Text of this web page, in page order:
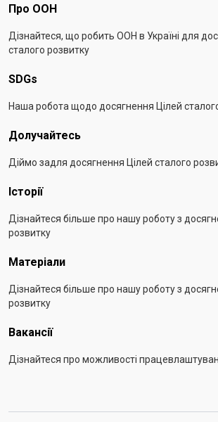
Footer menu
Про ООН
Дізнайтеся, що робить ООН в Україні для
сталого розвитку
SDGs
Наша робота щодо досягнення Цілей
Долучайтесь
Діймо задля досягнення Цілей сталого
Історії
Дізнайтеся більше про нашу роботу з
розвитку
Матеріали
Дізнайтеся більше про нашу роботу з
розвитку
Вакансії
Дізнайтеся про можливості